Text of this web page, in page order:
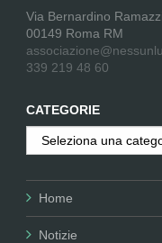
Via Bernardino
00149 Roma RM
339 219 48 60
CATEGORIE
Categorie
Home
Notizie